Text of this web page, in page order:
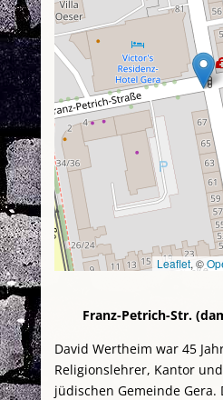
Leaflet, ©
Franz-Petrich-Str.
David Wertheim war 45
Religionslehrer, Kantor
jüdischen Gemeinde